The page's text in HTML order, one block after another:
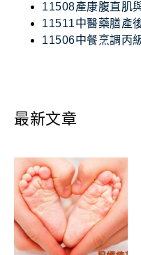
11508產康腹直肌
11511中醫藥膳產
11506中餐烹調丙
最新文章